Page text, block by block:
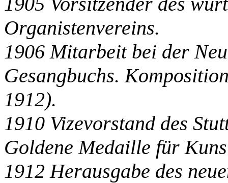
Organistenvereins.
1906 Mitarbeit bei der
Gesangbuchs.
1912).
1910 Vizevorstand des
Goldene Medaille für
1912 Herausgabe des